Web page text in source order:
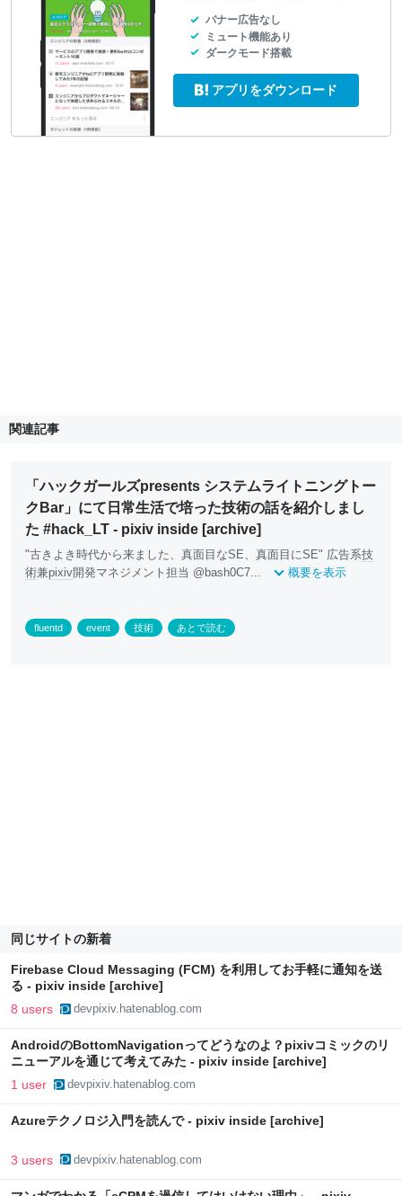
バナー広告なし
ミュート機能あり
ダークモード搭載
アプリをダウンロード
関連記事
「ハックガールズpresents システムライトニングトー
クBar」にて日常生活で培った技術の話を紹介しまし
た #hack_LT - pixiv inside [archive]
"古きよき時代から来ました、真面目なSE、真面目にSE" 広告系技
術兼pixiv開発マネジメント担当 @bash0C7... 概要を表示
fluentd event 技術 あとで読む
同じサイトの新着
Firebase Cloud Messaging (FCM) を利用してお手軽に通知を送
る - pixiv inside [archive]
8 users devpixiv.hatenablog.com
AndroidのBottomNavigationってどうなのよ？pixivコミックのリ
ニューアルを通じて考えてみた - pixiv inside [archive]
1 user devpixiv.hatenablog.com
Azureテクノロジ入門を読んで - pixiv inside [archive]
3 users devpixiv.hatenablog.com